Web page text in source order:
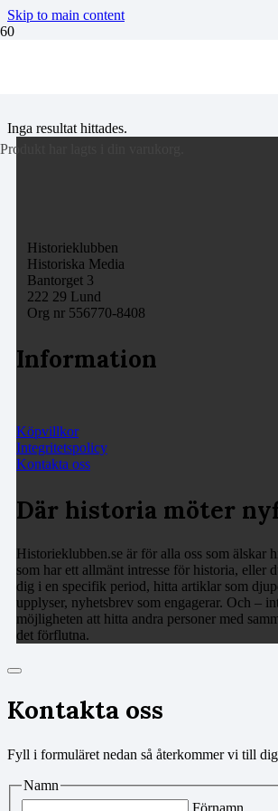
Skip to main content
Produkt
Inga resultat hittades.
Historieklubben
Historiska Media
Bantorget 3
222 29 Lund
Org nr 556770-8408
Information
Köpvillkor
Integritetspolicy
Kontakta oss
Där historia möter
Historieklubben.se är för alla oss som älskar
som har ett allmänt intresse för historia, eller
dig i en specifik period, hitta artiklar som
upplyser, nyhetsbrev som engagerar. Och –
möjligheten att hitta andra personer med
det förflutna.
Kontakta oss
Fyll i formuläret nedan så återkommer vi till
Namn
Förnamn